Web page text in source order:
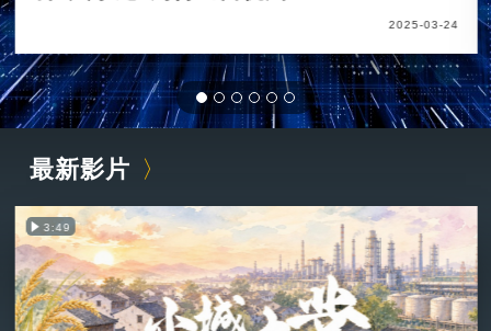
2025-03-24
最新影片
3:49